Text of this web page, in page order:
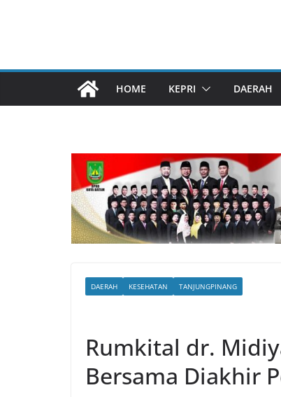
HOME KEPRI DAERAH
DAERAH KESEHATAN TANJUNGPINANG
Rumkital dr.
Bersama Diakhir